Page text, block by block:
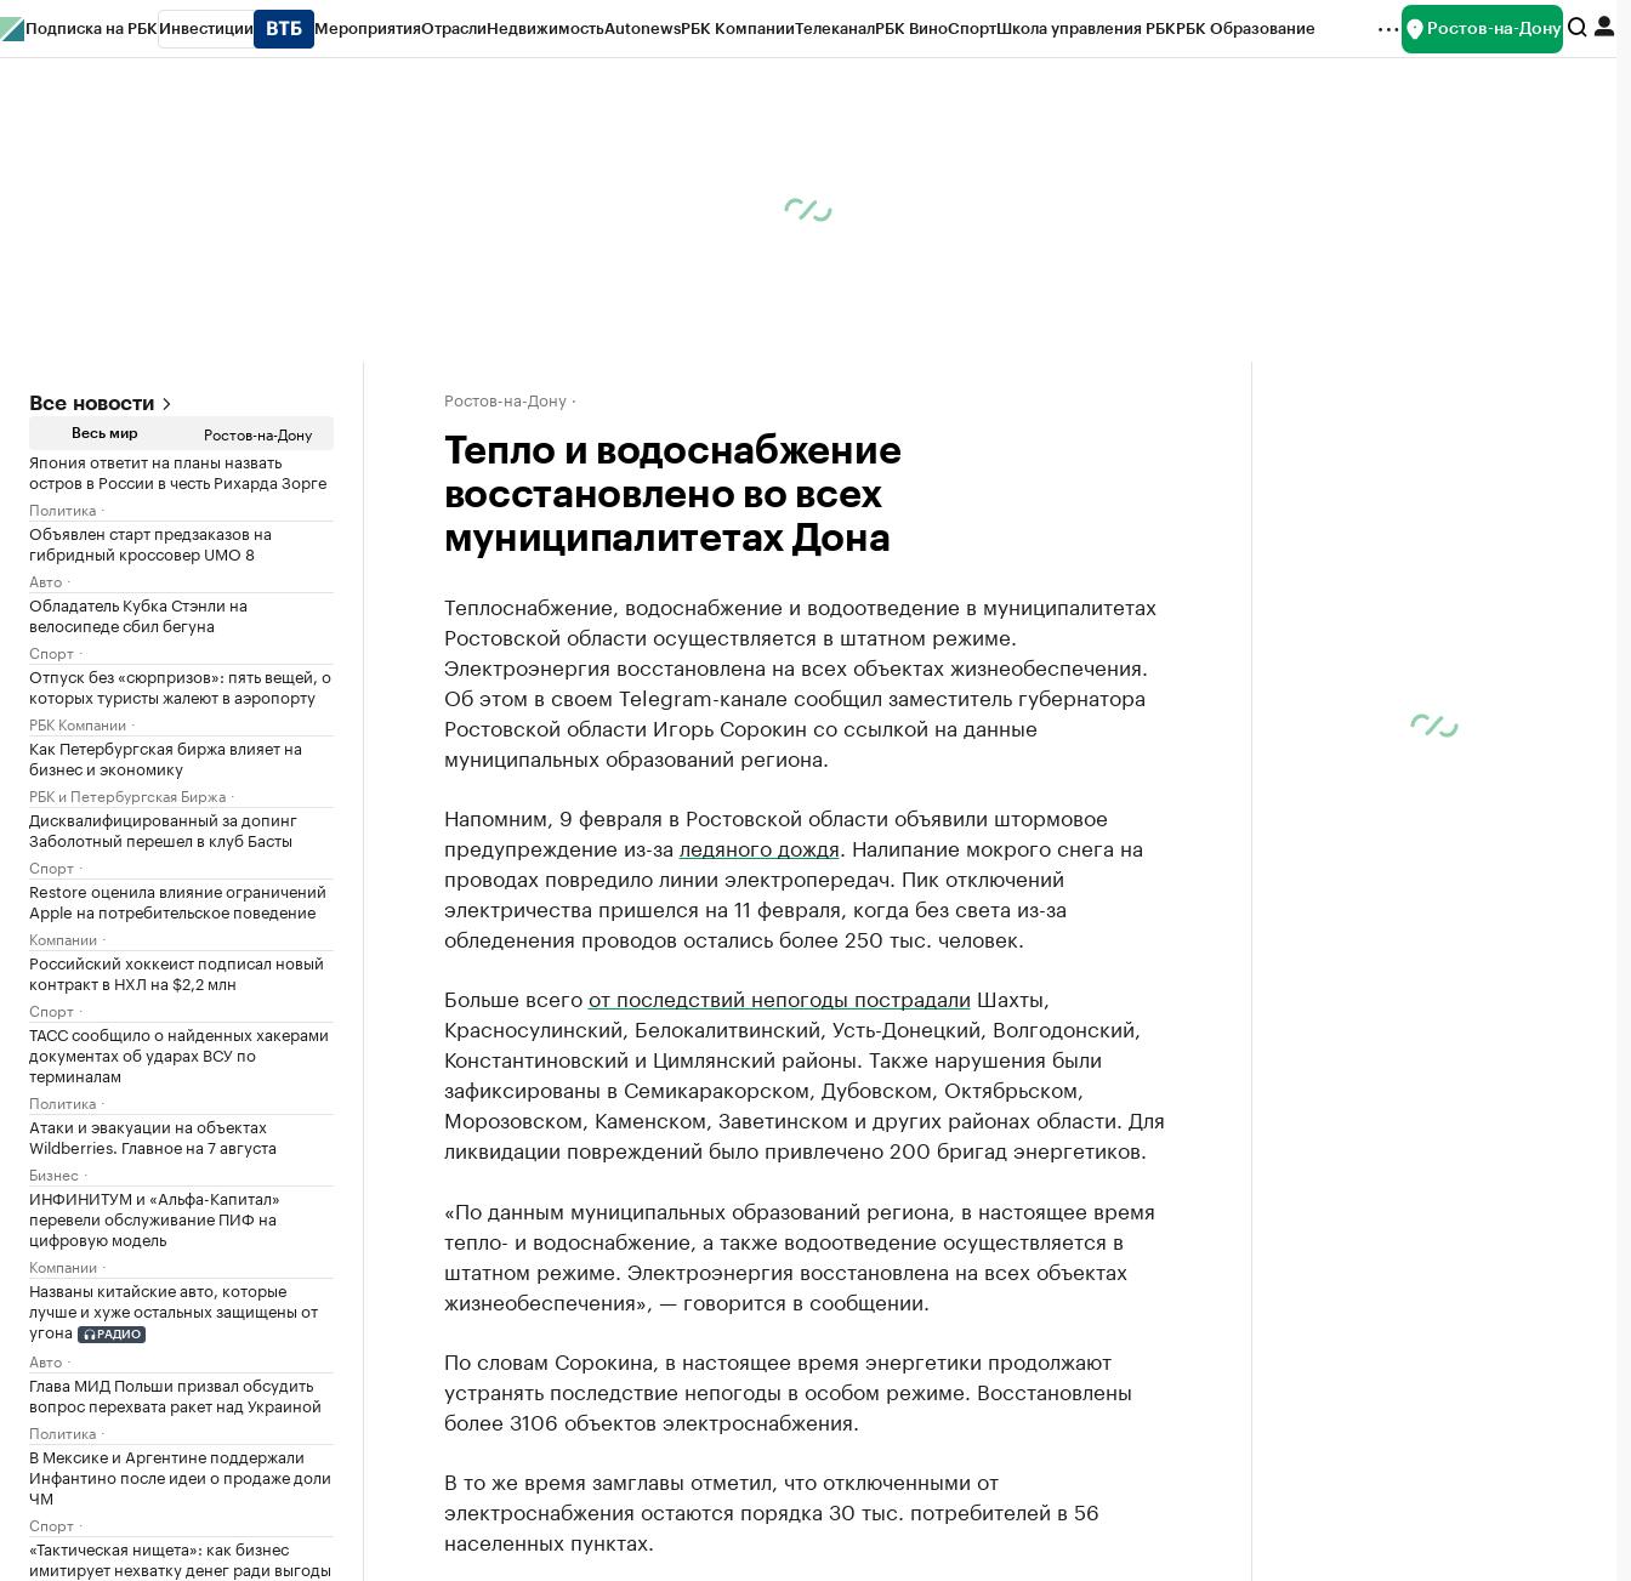
Подписка на РБК Инвестиции МероприятияОтраслиНедвижимостьAutonewsРБК КомпанииТелеканалРБК ВиноСпортШкола управления РБКРБК Образование Ростов-на-Дону
Все новости
Весь мир Ростов-на-Дону
Япония ответит на планы назвать
остров в России в честь Рихарда Зорге
Политика
Объявлен старт предзаказов на
гибридный кроссовер UMO 8
Авто
Обладатель Кубка Стэнли на
велосипеде сбил бегуна
Спорт
Отпуск без «сюрпризов»: пять вещей, о
которых туристы жалеют в аэропорту
РБК Компании
Как Петербургская биржа влияет на
бизнес и экономику
РБК и Петербургская Биржа
Дисквалифицированный за допинг
Заболотный перешел в клуб Басты
Спорт
Restore оценила влияние ограничений
Apple на потребительское поведение
Компании
Российский хоккеист подписал новый
контракт в НХЛ на $2,2 млн
Спорт
ТАСС сообщило о найденных хакерами
документах об ударах ВСУ по
терминалам
Политика
Атаки и эвакуации на объектах
Wildberries. Главное на 7 августа
Бизнес
ИНФИНИТУМ и «Альфа-Капитал»
перевели обслуживание ПИФ на
цифровую модель
Компании
Названы китайские авто, которые
лучше и хуже остальных защищены от
угона
РАДИО
Авто
Глава МИД Польши призвал обсудить
вопрос перехвата ракет над Украиной
Политика
В Мексике и Аргентине поддержали
Инфантино после идеи о продаже доли
ЧМ
Спорт
«Тактическая нищета»: как бизнес
имитирует нехватку денег ради выгоды
Ростов-на-Дону
Тепло и водоснабжение
восстановлено во всех
муниципалитетах Дона
Теплоснабжение, водоснабжение и водоотведение в муниципалитетах
Ростовской области осуществляется в штатном режиме.
Электроэнергия восстановлена на всех объектах жизнеобеспечения.
Об этом в своем Telegram-канале сообщил заместитель губернатора
Ростовской области Игорь Сорокин со ссылкой на данные
муниципальных образований региона.
Напомним, 9 февраля в Ростовской области объявили штормовое
предупреждение из-за ледяного дождя . Налипание мокрого снега на
проводах повредило линии электропередач. Пик отключений
электричества пришелся на 11 февраля, когда без света из-за
обледенения проводов остались более 250 тыс. человек.
Больше всегоот последствий непогоды пострадали Шахты,
Красносулинский, Белокалитвинский, Усть-Донецкий, Волгодонский,
Константиновский и Цимлянский районы. Также нарушения были
зафиксированы в Семикаракорском, Дубовском, Октябрьском,
Морозовском, Каменском, Заветинском и других районах области. Для
ликвидации повреждений было привлечено 200 бригад энергетиков.
«По данным муниципальных образований региона, в настоящее время
тепло- и водоснабжение, а также водоотведение осуществляется в
штатном режиме. Электроэнергия восстановлена на всех объектах
жизнеобеспечения», — говорится в сообщении.
По словам Сорокина, в настоящее время энергетики продолжают
устранять последствие непогоды в особом режиме. Восстановлены
более 3106 объектов электроснабжения.
В то же время замглавы отметил, что отключенными от
электроснабжения остаются порядка 30 тыс. потребителей в 56
населенных пунктах.